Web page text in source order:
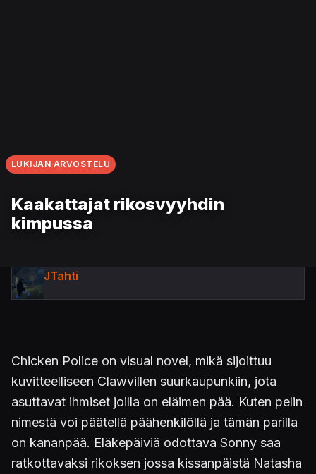
LUKIJAN ARVOSTELU
Kaakattajat rikosvyyhdin
kimpussa
JTahti
Chicken Police on visual novel, mikä sijoittuu
kuvitteelliseen Clawvillen suurkaupunkiin, jota
asuttavat ihmiset joilla on eläimen pää. Kuten pelin
nimestä voi päätellä päähenkilöllä ja tämän parilla
on kananpää. Eläkepäiviä odottava Sonny saa
ratkottavaksi rikoksen jossa kissanpäistä Natasha